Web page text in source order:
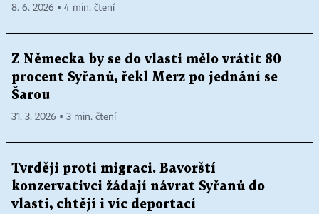
8. 6. 2026 ▪ 4 min. čtení
Z Německa by se do vlasti mělo vrátit 80
procent Syřanů, řekl Merz po jednání se
Šarou
31. 3. 2026 ▪ 3 min. čtení
Tvrději proti migraci. Bavorští
konzervativci žádají návrat Syřanů do
vlasti, chtějí i víc deportací